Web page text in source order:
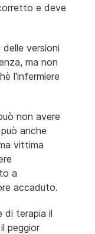
e deve
versioni
ma non
l'infermiere
non avere
anche
vittima
a
accaduto.
di terapia il
peggior